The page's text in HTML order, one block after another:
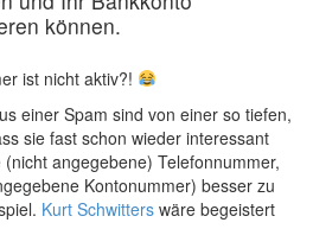
können.
ist nicht aktiv?!
einer Spam sind von einer so tiefen,
sie fast schon wieder interessant
angegebene) Telefonnummer,
Kontonummer) besser zu
Kurt Schwitters wäre begeistert